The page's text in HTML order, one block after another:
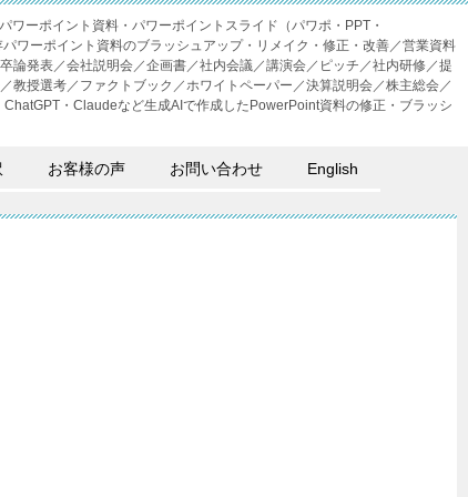
ワーポイント資料・パワーポイントスライド（パワポ・PPT・
ワーポイント資料のブラッシュアップ・リメイク・修正・改善／営業資料
論発表／会社説明会／企画書／社内会議／講演会／ピッチ／社内研修／提
教授選考／ファクトブック／ホワイトペーパー／決算説明会／株主総会／
・Claudeなど生成AIで作成したPowerPoint資料の修正・ブラッシ
お客様の声 お問い合わせ English